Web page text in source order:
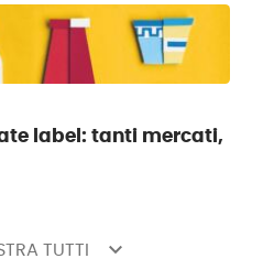
label: tanti mercati,
TUTTI keyboard_arrow_down